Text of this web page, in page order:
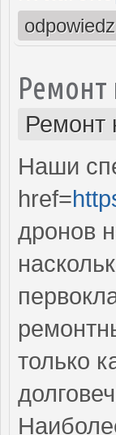
odpowiedz
Ремонт
Ремонт
Наши
href=
дронов
только